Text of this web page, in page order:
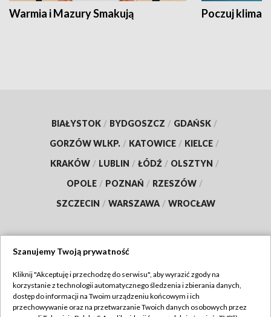
Warmia i Mazury Smakują Poczuj klimat
BIAŁYSTOK / BYDGOSZCZ / GDAŃSK /
GORZÓW WLKP. / KATOWICE / KIELCE /
KRAKÓW / LUBLIN / ŁÓDŹ / OLSZTYN /
OPOLE / POZNAŃ / RZESZÓW /
SZCZECIN / WARSZAWA / WROCŁAW
TVP
Abonament TVP
Regulamin TVP
Szanujemy Twoją prywatność
Kliknij "Akceptuję i przechodzę do serwisu", aby wyrazić zgody na
korzystanie z technologii automatycznego śledzenia i zbierania danych,
dostęp do informacji na Twoim urządzeniu końcowym i ich
przechowywanie oraz na przetwarzanie Twoich danych osobowych przez